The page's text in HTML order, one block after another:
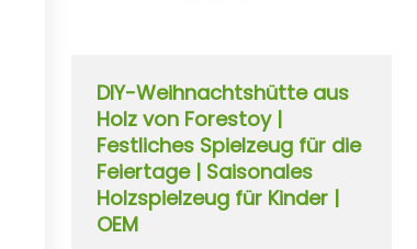
DIY-Weihnachtshütte aus
Holz von Forestoy |
Festliches Spielzeug für die
Feiertage | Saisonales
Holzspielzeug für Kinder |
OEM